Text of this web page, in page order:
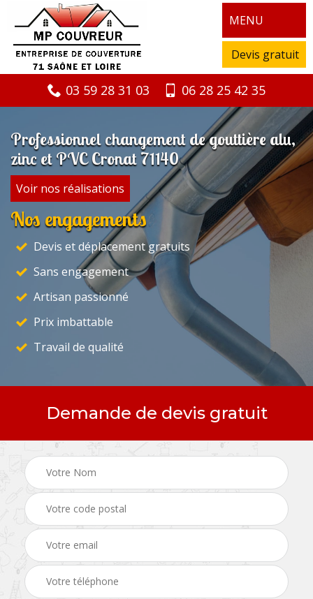
MENU
Devis gratuit
03 59 28 31 03 06 28 25 42 35
Professionnel changement de gouttière alu,
zinc et PVC Cronat 71140
Voir nos réalisations
Nos engagements
Devis et déplacement gratuits
Sans engagement
Artisan passionné
Prix imbattable
Travail de qualité
Demande de devis gratuit